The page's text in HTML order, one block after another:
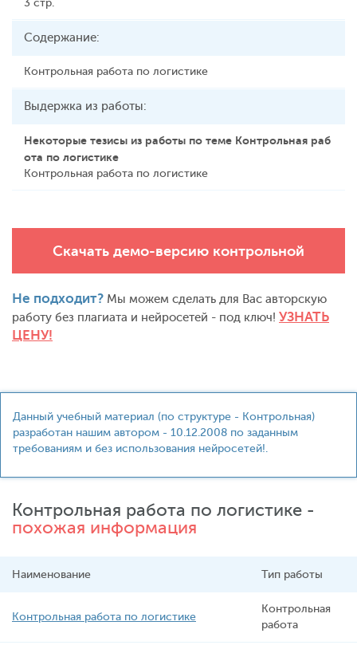
3 стр.
Содержание:
Контрольная работа по логистике
Выдержка из работы:
Некоторые тезисы из работы по теме Контрольная раб
ота по логистике
Контрольная работа по логистике
Скачать демо-версию контрольной
Не подходит? Мы можем сделать для Вас авторскую
работу без плагиата и нейросетей - под ключ! УЗНАТЬ
ЦЕНУ!
Данный учебный материал (по структуре - Контрольная)
разработан нашим автором - 10.12.2008 по заданным
требованиям и без использования нейросетей!.
Контрольная работа по логистике -
похожая информация
Наименование Тип работы
Контрольная работа по логистике
Контрольная
работа